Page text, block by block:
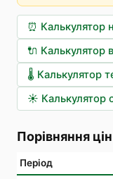
⏰ Калькулятор
🔌 Калькулятор
🌡️ Калькулятор
☀️ Калькулятор
Порівняння цін
Період